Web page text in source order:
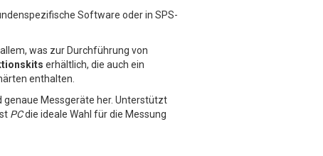
Software oder in SPS-
was zur Durchführung von
erhältlich, die auch ein
enthalten.
genaue Messgeräte her. Unterstützt
PCdie ideale Wahl für die Messung